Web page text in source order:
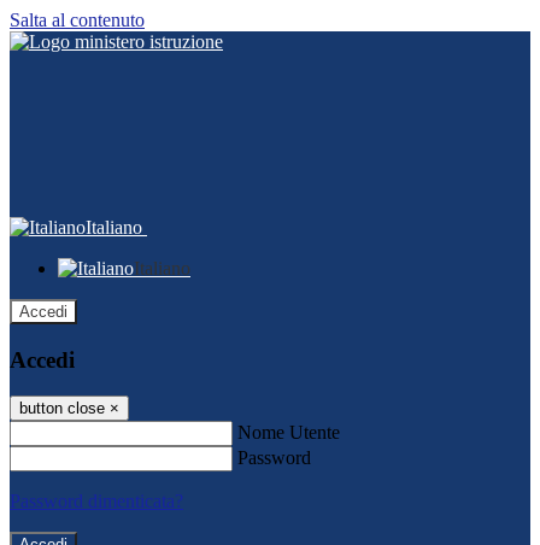
Salta al contenuto
Italiano
Italiano
Accedi
Accedi
button close ×
Nome Utente
Password
Password dimenticata?